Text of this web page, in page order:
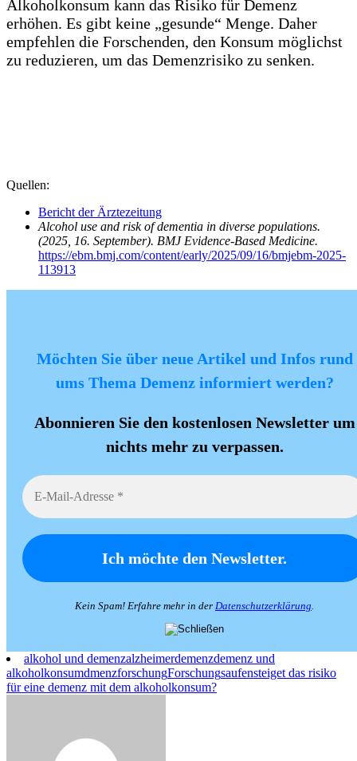
Alkoholkonsum kann das Risiko für Demenz
erhöhen. Es gibt keine „gesunde“ Menge. Daher
empfehlen die Forschenden, den Konsum möglichst
zu reduzieren, um das Demenzrisiko zu senken.
Quellen:
Bericht der Ärztezeitung
Alcohol use and risk of dementia in diverse populations.
(2025, 16. September). BMJ Evidence-Based Medicine.
https://ebm.bmj.com/content/early/2025/09/16/bmjebm-2025-
113913
Möchten Sie über neue Artikel und Infos rund
ums Thema Demenz informiert werden?
Abonnieren Sie den kostenlosen Newsletter um
nichts mehr zu verpassen.
Kein Spam! Erfahre mehr in der Datenschutzerklärung.
alkohol und demenzalzheimerdemenzdemenz und
alkoholkonsumdmenzforschungForschungsaufensteiget das risiko
für eine demenz mit dem alkoholkonsum?